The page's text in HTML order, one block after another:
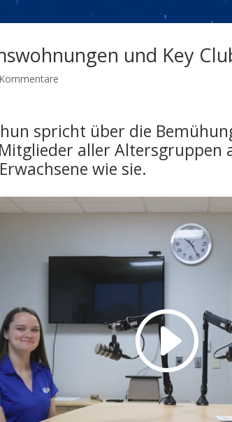
und Key
spricht über die
aller Altersgruppen
wie sie.